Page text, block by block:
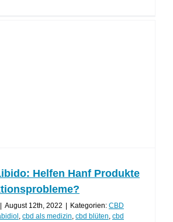
Helfen Hanf Produkte
August 12th, 2022 Kategorien: CBD
, cbd als medizin, cbd blüten, cbd